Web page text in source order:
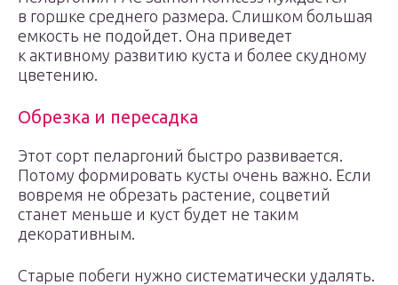
в горшке среднего размера. Слишком большая
емкость не подойдет. Она приведет
к активному развитию куста и более скудному
цветению.
Обрезка и пересадка
Этот сорт пеларгоний быстро развивается.
Потому формировать кусты очень важно. Если
вовремя не обрезать растение, соцветий
станет меньше и куст будет не таким
декоративным.
Старые побеги нужно систематически удалять.